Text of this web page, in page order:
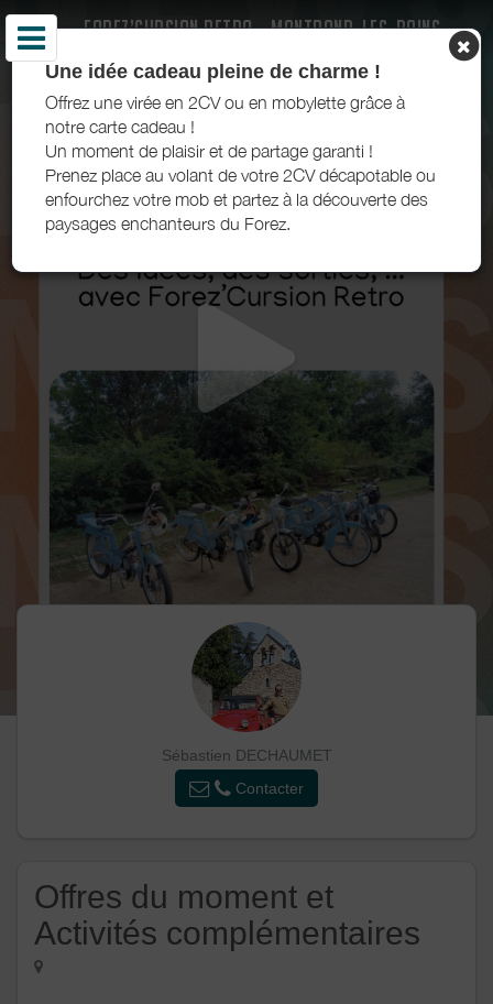
FOREZ’CURSION RETRO - MONTROND-LES-BAINS -
Une idée cadeau pleine de charme !
Offrez une virée en 2CV ou en mobylette grâce à
notre carte cadeau !
Un moment de plaisir et de partage garanti !
Prenez place au volant de votre 2CV décapotable ou
enfourchez votre mob et partez à la découverte des
paysages enchanteurs du Forez.
Sébastien DECHAUMET
Contacter
Offres du moment et
Activités complémentaires